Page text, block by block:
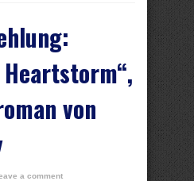
Heartstorm“,
von
a comment